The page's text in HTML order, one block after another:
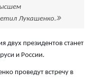
Лукашенко.
двух президентов станет
и России.
проведут встречу в